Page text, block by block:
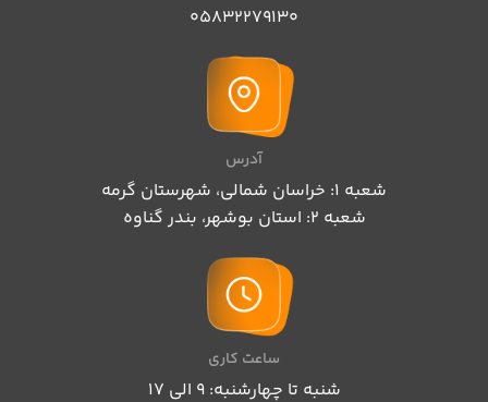
05832279130
آدرس
شعبه 1: خراسان شمالی، شهرستان گرمه
شعبه 2: استان بوشهر، بندر گناوه
ساعت کاری
شنبه تا چهارشنبه: 9 الی 17